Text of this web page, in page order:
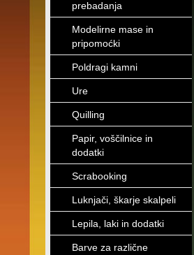
prebadanja
Modelirne mase in
pripomoćki
Poldragi kamni
Ure
Quilling
Papir, voščilnice in
dodatki
Scrabooking
Luknjači, škarje skalpeli
Lepila, laki in dodatki
Barve za različne